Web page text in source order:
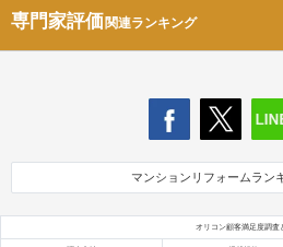
専門家評価関連ランキング
マンションリフォームラン
オリコン顧客満足度調査